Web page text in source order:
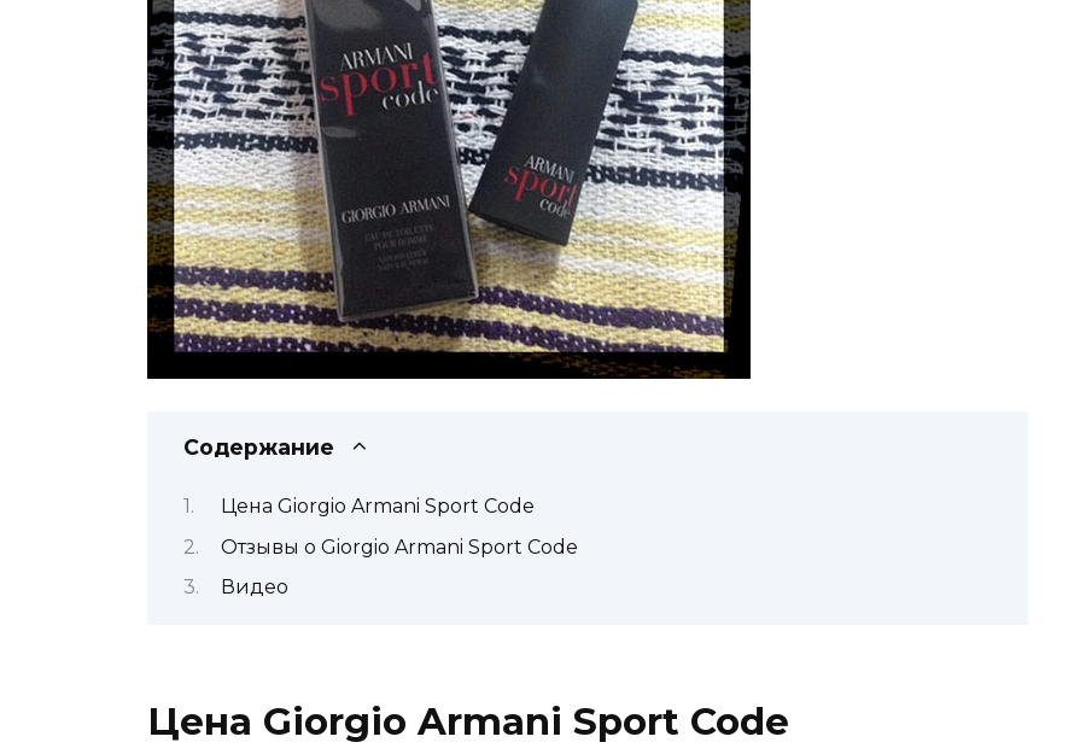
Содержание
Цена Giorgio Armani Sport Code
Отзывы о Giorgio Armani Sport Code
Видео
Цена Giorgio Armani Sport Code